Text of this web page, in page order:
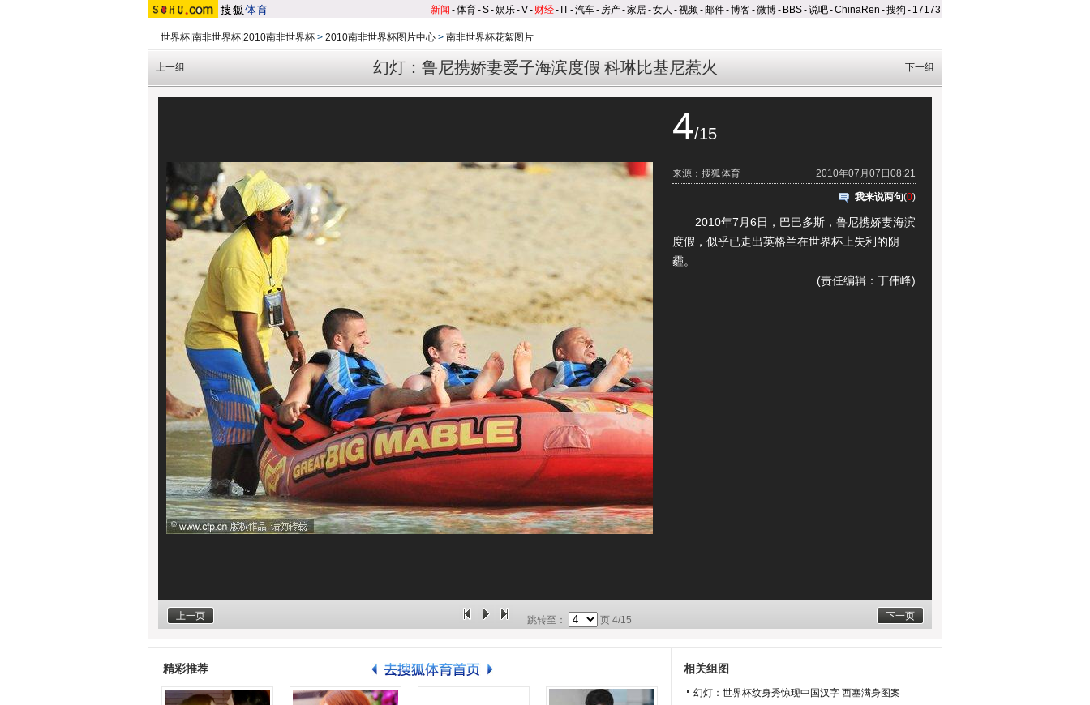
新闻 -体育-S-娱乐-V- 财经- IT-汽车- 房产-家居-女人 -视频-邮件-博客-微博- BBS-说吧-ChinaRen -搜狗 - 17173
世界杯|南非世界杯|2010南非世界杯 > 2010南非世界杯图片中心 > 南非世界杯花絮图片
幻灯：鲁尼携娇妻爱子海滨度假 科琳比基尼惹火
上一组 下一组
4/15
2010年07月07日08:21
来源：搜狐体育
我来说两句(0)
2010年7月6日，巴巴多斯，鲁尼携娇妻海滨
度假，似乎已走出英格兰在世界杯上失利的阴
霾。
(责任编辑：丁伟峰)
上一页 下一页
跳转至： 页 4/15
精彩推荐 相关组图
幻灯：世界杯纹身秀惊现中国汉字 西塞满身图案